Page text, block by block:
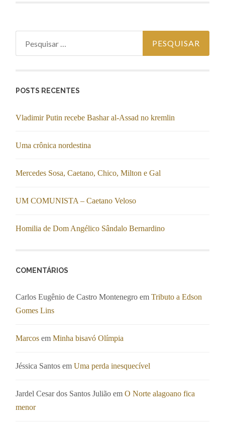
POSTS RECENTES
Vladimir Putin recebe Bashar al-Assad no kremlin
Uma crônica nordestina
Mercedes Sosa, Caetano, Chico, Milton e Gal
UM COMUNISTA – Caetano Veloso
Homilia de Dom Angélico Sândalo Bernardino
COMENTÁRIOS
Carlos Eugênio de Castro Montenegro emTributo a Edson
Gomes Lins
Marcos emMinha bisavó Olímpia
Jéssica Santos emUma perda inesquecível
Jardel Cesar dos Santos Julião emO Norte alagoano fica
menor